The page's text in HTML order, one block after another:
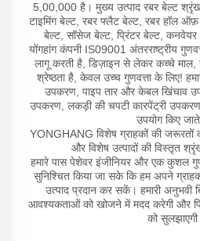
5,00,000 है। मुख्य उत्पाद रबर बेल्ट
टाइमिंग बेल्ट, रबर फ्लैट बेल्ट, रबर हॉल ऑफ़
बेल्ट, सॉसेज बेल्ट, प्रिंटर बेल्ट,
योंगहांग कंपनी IS09001 अंतरराष्ट्रीय
लागू करती है, डिज़ाइन से लेकर कच्चे माल,
श्रेष्ठता है, केवल उच्च गुणवत्ता के लिए!
उपकरण, पाइप तार और केबल खिंचाव
उपकरण, लकड़ी की चपटी कारपेंट्री
उपयोग किए
YONGHANG विशेष ग्राहकों की जरूरतों
और विशेष उत्पादों की विस्तृत
हमारे पास पेशेवर इंजीनियर और एक कुशल
सुनिश्चित किया जा सके कि हम अपने
उत्पाद प्रदान कर सकें। हमारी अनुभवी
आवश्यकताओं को खोजने में मदद करेगी और फिर
को